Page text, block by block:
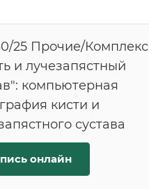
25 Прочие/Комплекс
и лучезапястный
компьютерная
кисти и
сустава
онлайн